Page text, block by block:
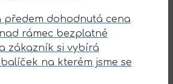
předem dohodnutá cena
rámec bezplatné
zákazník si vybírá
na kterém jsme se